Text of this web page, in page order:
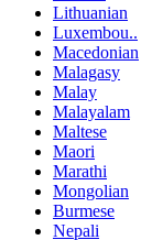
Lithuanian
Luxembou..
Macedonian
Malagasy
Malay
Malayalam
Maltese
Maori
Marathi
Mongolian
Burmese
Nepali